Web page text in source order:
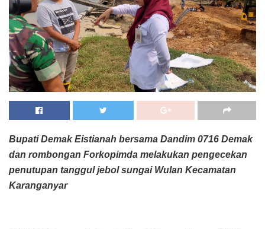
Bupati Demak Eistianah bersama Dandim 0716 Demak
dan rombongan Forkopimda melakukan pengecekan
penutupan tanggul jebol sungai Wulan Kecamatan
Karanganyar